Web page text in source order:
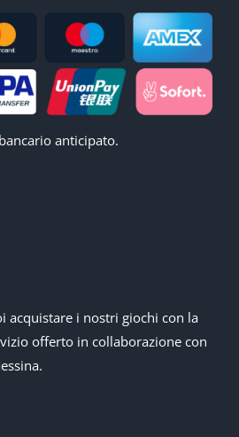
anticipato.
acquistare i nostri giochi con la
offerto in collaborazione con